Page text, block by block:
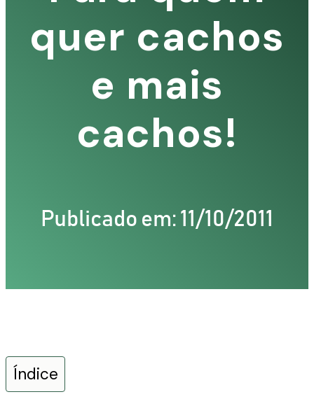
quer cachos
e mais
cachos!
Publicado em: 11/10/2011
Índice